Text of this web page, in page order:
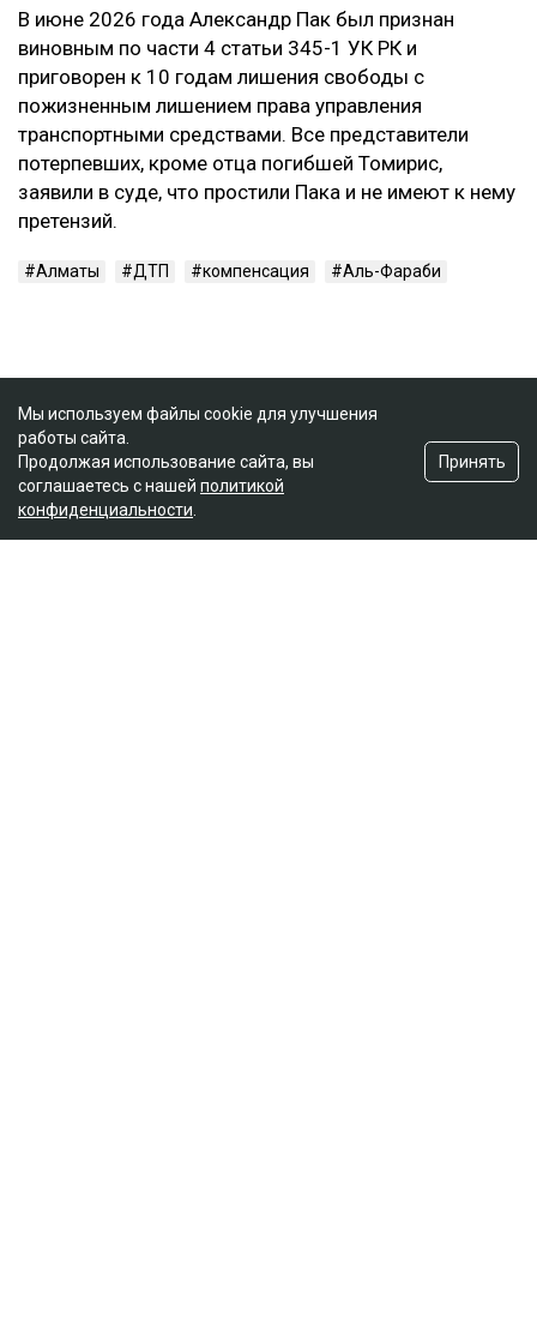
В июне 2026 года Александр Пак был признан
виновным по части 4 статьи 345-1 УК РК и
приговорен к 10 годам лишения свободы с
пожизненным лишением права управления
транспортными средствами. Все представители
потерпевших, кроме отца погибшей Томирис,
заявили в суде, что простили Пака и не имеют к нему
претензий.
Алматы ДТП компенсация Аль-Фараби
Мы используем файлы cookie для улучшения
работы сайта.
Продолжая использование сайта, вы
соглашаетесь с нашей политикой
конфиденциальности
Принять